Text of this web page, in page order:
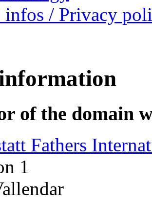
infos / Privacy
of the domain
Fathers
1